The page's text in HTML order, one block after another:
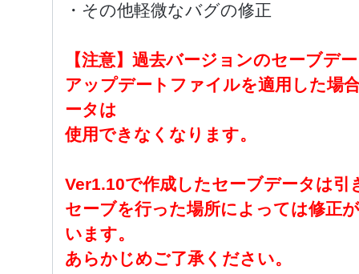
・その他軽微なバグの修正
【注意】過去バージョンのセーブデ
アップデートファイルを適用した場
ータは
使用できなくなります。
Ver1.10で作成したセーブデータは
セーブを行った場所によっては修正
います。
あらかじめご了承ください。